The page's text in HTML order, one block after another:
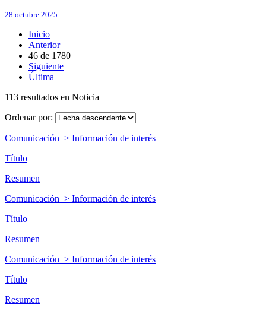
28 octubre 2025
Inicio
Anterior
46 de 1780
Siguiente
Última
113 resultados en Noticia
Ordenar por:
Comunicación > Información de interés
Título
Resumen
Comunicación > Información de interés
Título
Resumen
Comunicación > Información de interés
Título
Resumen